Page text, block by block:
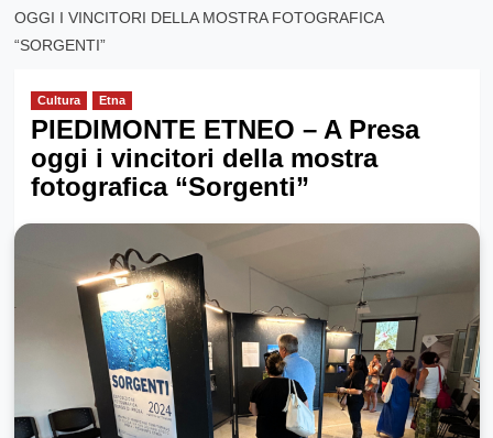
OGGI I VINCITORI DELLA MOSTRA FOTOGRAFICA
“SORGENTI”
Cultura Etna
PIEDIMONTE ETNEO – A Presa
oggi i vincitori della mostra
fotografica “Sorgenti”